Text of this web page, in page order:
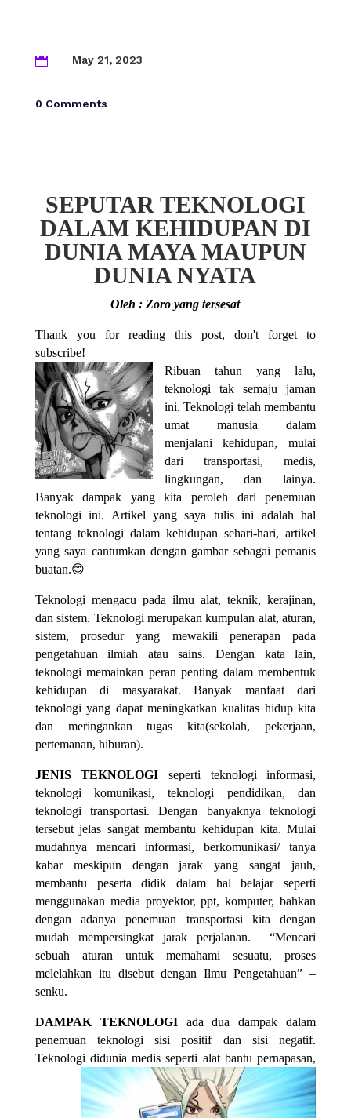
 May 21, 2023
0 Comments
SEPUTAR TEKNOLOGI
DALAM KEHIDUPAN DI
DUNIA MAYA MAUPUN
DUNIA NYATA
Oleh : Zoro yang tersesat
Thank you for reading this post, don't forget to
subscribe!
Ribuan tahun yang lalu,
teknologi tak semaju jaman
ini. Teknologi telah membantu
umat manusia dalam
menjalani kehidupan, mulai
dari transportasi, medis,
lingkungan, dan lainya.
Banyak dampak yang kita peroleh dari penemuan
teknologi ini. Artikel yang saya tulis ini adalah hal
tentang teknologi dalam kehidupan sehari-hari, artikel
yang saya cantumkan dengan gambar sebagai pemanis
buatan.😊
Teknologi mengacu pada ilmu alat, teknik, kerajinan,
dan sistem. Teknologi merupakan kumpulan alat, aturan,
sistem, prosedur yang mewakili penerapan pada
pengetahuan ilmiah atau sains. Dengan kata lain,
teknologi memainkan peran penting dalam membentuk
kehidupan di masyarakat. Banyak manfaat dari
teknologi yang dapat meningkatkan kualitas hidup kita
dan meringankan tugas kita(sekolah, pekerjaan,
pertemanan, hiburan).
JENIS TEKNOLOGI seperti teknologi informasi,
teknologi komunikasi, teknologi pendidikan, dan
teknologi transportasi. Dengan banyaknya teknologi
tersebut jelas sangat membantu kehidupan kita. Mulai
mudahnya mencari informasi, berkomunikasi/ tanya
kabar meskipun dengan jarak yang sangat jauh,
membantu peserta didik dalam hal belajar seperti
menggunakan media proyektor, ppt, komputer, bahkan
dengan adanya penemuan transportasi kita dengan
mudah mempersingkat jarak perjalanan.
“Mencari
sebuah aturan untuk memahami sesuatu, proses
melelahkan itu disebut dengan Ilmu Pengetahuan” –
senku.
DAMPAK TEKNOLOGI ada dua dampak dalam
penemuan teknologi sisi positif dan sisi negatif.
Teknologi didunia medis seperti alat bantu pernapasan,